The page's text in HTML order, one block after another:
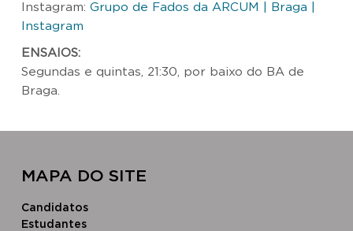
Instagram: Grupo de Fados da ARCUM | Braga |
Instagram
ENSAIOS:
Segundas e quintas, 21:30, por baixo do BA de
Braga.
MAPA DO SITE
Candidatos
Estudantes